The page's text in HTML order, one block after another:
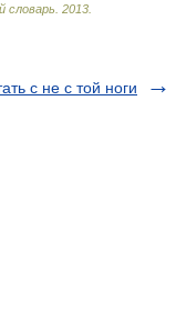
словарь 2013
с не с той ноги